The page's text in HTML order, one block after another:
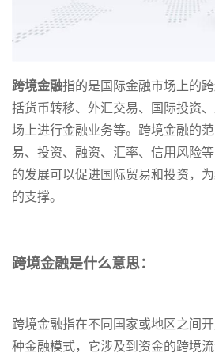
跨境金融指的是国际金融市场上的
括货币转移、外汇交易、国际投资
场上进行金融业务等。跨境金融的
易、投资、融资、汇率、信用风险
的发展可以促进国际贸易和投资，
的支撑。
跨境金融是什么意思：
跨境金融指在不同国家或地区之间
种金融模式，它涉及到资金的跨境